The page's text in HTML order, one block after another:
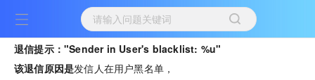
退信提示："Sender in User's blacklist: %u"
该退信原因是发信人在用户黑名单，